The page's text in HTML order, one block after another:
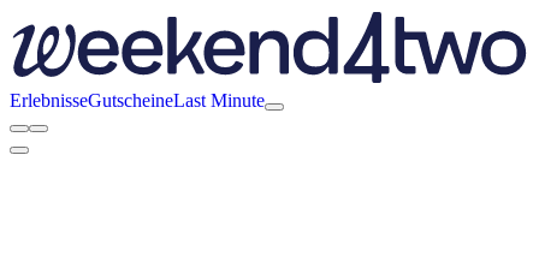
ErlebnisseGutscheineLast Minute